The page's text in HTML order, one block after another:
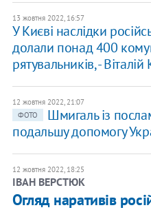
13 жовтня 2022, 16:57
У Києві наслідки
долали понад 400
рятувальників, -
12 жовтня 2022, 21:07
ФОТО
Шмигаль із
подальшу допомогу
12 жовтня 2022, 18:25
ІВАН ВЕРСТЮК
Огляд наративів